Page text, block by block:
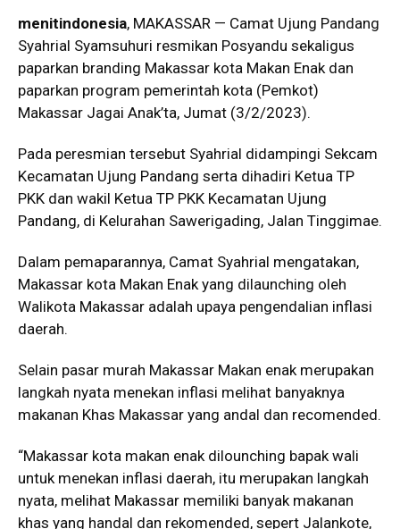
menitindonesia, MAKASSAR — Camat Ujung Pandang
Syahrial Syamsuhuri resmikan Posyandu sekaligus
paparkan branding Makassar kota Makan Enak dan
paparkan program pemerintah kota (Pemkot)
Makassar Jagai Anak’ta, Jumat (3/2/2023).
Pada peresmian tersebut Syahrial didampingi Sekcam
Kecamatan Ujung Pandang serta dihadiri Ketua TP
PKK dan wakil Ketua TP PKK Kecamatan Ujung
Pandang, di Kelurahan Sawerigading, Jalan Tinggimae.
Dalam pemaparannya, Camat Syahrial mengatakan,
Makassar kota Makan Enak yang dilaunching oleh
Walikota Makassar adalah upaya pengendalian inflasi
daerah.
Selain pasar murah Makassar Makan enak merupakan
langkah nyata menekan inflasi melihat banyaknya
makanan Khas Makassar yang andal dan recomended.
“Makassar kota makan enak dilounching bapak wali
untuk menekan inflasi daerah, itu merupakan langkah
nyata, melihat Makassar memiliki banyak makanan
khas yang handal dan rekomended, sepert Jalankote,